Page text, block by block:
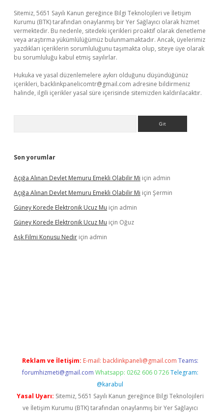
Sitemiz, 5651 Sayılı Kanun gereğince Bilgi Teknolojileri ve İletişim
Kurumu (BTK) tarafından onaylanmış bir Yer Sağlayıcı olarak hizmet
vermektedir. Bu nedenle, sitedeki içerikleri proaktif olarak denetleme
veya araştırma yükümlülüğümüz bulunmamaktadır. Ancak, üyelerimiz
yazdıkları içeriklerin sorumluluğunu taşımakta olup, siteye üye olarak
bu sorumluluğu kabul etmiş sayılırlar.
Hukuka ve yasal düzenlemelere aykırı olduğunu düşündüğünüz
içerikleri, backlinkpanelicomtr@gmail.com adresine bildirmeniz
halinde, ilgili içerikler yasal süre içerisinde sitemizden kaldırılacaktır.
Son yorumlar
Açığa Alınan Devlet Memuru Emekli Olabilir Mi için admin
Açığa Alınan Devlet Memuru Emekli Olabilir Mi için Şermin
Güney Korede Elektronik Ucuz Mu için admin
Güney Korede Elektronik Ucuz Mu için Oğuz
Aşk Filmi Konusu Nedir için admin
Reklam ve İletişim: E-mail: backlinkpaneli@gmail.com Teams:
forumhizmeti@gmail.com Whatsapp: 0262 606 0 726 Telegram:
@karabul
Yasal Uyarı: Sitemiz, 5651 Sayılı Kanun gereğince Bilgi Teknolojileri
ve İletişim Kurumu (BTK) tarafından onaylanmış bir Yer Sağlayıcı